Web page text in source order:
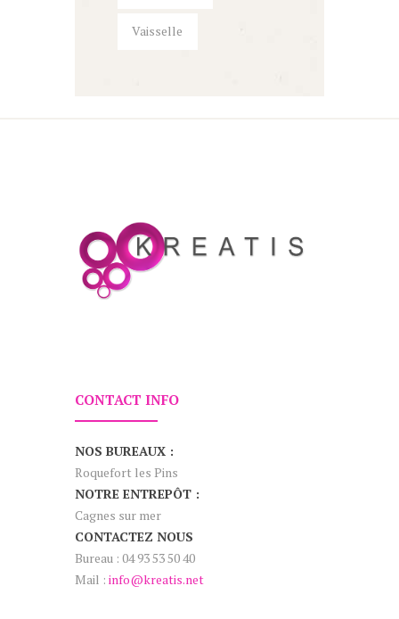
Vaisselle
CONTACT INFO
NOS BUREAUX :
Roquefort les Pins
NOTRE ENTREPÔT :
Cagnes sur mer
CONTACTEZ NOUS
Bureau : 04 93 53 50 40
Mail : info@kreatis.net